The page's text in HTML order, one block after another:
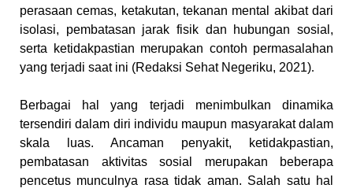
perasaan cemas, ketakutan, tekanan mental akibat dari
isolasi, pembatasan jarak fisik dan hubungan sosial,
serta ketidakpastian merupakan contoh permasalahan
yang terjadi saat ini (Redaksi Sehat Negeriku, 2021).
Berbagai hal yang terjadi menimbulkan dinamika
tersendiri dalam diri individu maupun masyarakat dalam
skala luas. Ancaman penyakit, ketidakpastian,
pembatasan aktivitas sosial merupakan beberapa
pencetus munculnya rasa tidak aman. Salah satu hal